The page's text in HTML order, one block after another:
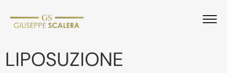
LIPOSUZIONE